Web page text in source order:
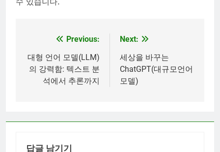
탐
색
Previous:
대형 언어 모델(LLM)
의 강력함: 텍스트 분
석에서 추론까지
Next:
세상을 바꾸는
ChatGPT(대규모언어
모델)
답글 남기기